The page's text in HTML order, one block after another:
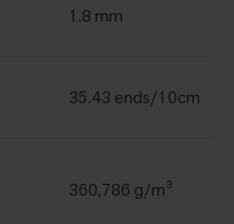
1.8 mm
35.43 ends/10cm
360,786 g/m³